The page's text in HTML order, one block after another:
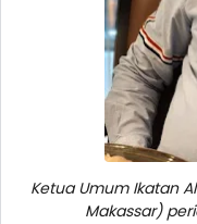
Ketua Umum Ikatan
Makassar)